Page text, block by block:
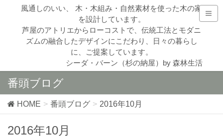
風通しのいい、 木・木組み・自然素材を使った木の家
を設計しています。
芦屋のアトリエからローコストで、伝統工法とモダニ
ズムの融合したデザインにこだわり、日々の暮らし
に、ご提案しています。
シーダ・バーン（杉の納屋）by 森林生活
番頭ブログ
HOME 番頭ブログ 2016年10月
2016年10月